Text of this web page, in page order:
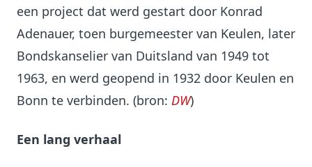
een project dat werd gestart door Konrad
Adenauer, toen burgemeester van Keulen, later
Bondskanselier van Duitsland van 1949 tot
1963, en werd geopend in 1932 door Keulen en
Bonn te verbinden. (bron: DW)
Een lang verhaal